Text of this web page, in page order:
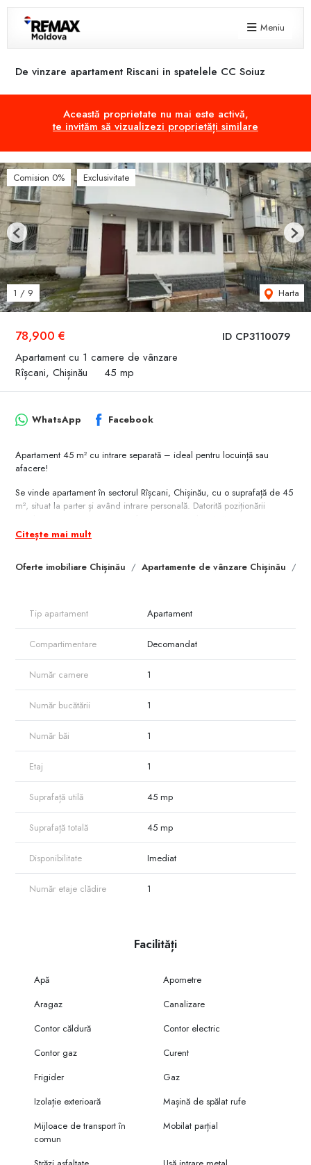
Meniu
De vinzare apartament Riscani in spatelele CC Soiuz
Această proprietate nu mai este activă,
te invităm să vizualizezi proprietăți similare
ID CP3110079
78,900 €
Apartament cu 1 camere de vânzare
Rîșcani, Chișinău
45 mp
Comision 0% Exclusivitate
1 / 9 Harta
Previous Next
Oferte imobiliare Chișinău Apartamente de vânzare Chișinău
WhatsApp Facebook
Apartament 45 m² cu intrare separată – ideal pentru locuință sau
afacere!
Se vinde apartament în sectorul Rîșcani, Chișinău, cu o suprafață de 45
m², situat la parter și având intrare personală. Datorită poziționării
birou, cabinet personal sau alt tip de activitate comercială.
✅ Amplasare ultracentrală – la doar 100 m de CC “Союз”, 200 m de
de interes
✅ Multifunctionalitate – ideal pentru locuit sau pentru desfășurarea unei
Nu rata această oportunitate! Contactează-mă pentru mai multe detalii și
o vizionare.la nr: 079000429
Citește mai mult
Tip apartament Apartament
Compartimentare Decomandat
Număr camere 1
Număr bucătării 1
Număr băi 1
Etaj 1
Suprafață utilă 45 mp
Suprafață totală 45 mp
Disponibilitate Imediat
Număr etaje clădire 1
Facilități
Apă
Apometre
Aragaz
Canalizare
Contor căldură
Contor electric
Contor gaz
Curent
Frigider
Gaz
Izolație exterioară
Mașină de spălat rufe
Mijloace de transport în
comun
Mobilat parțial